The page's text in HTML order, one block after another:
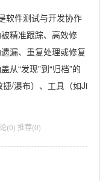
软件测试与开发协作
精准跟踪、高效修
漏、重复处理或修复
从“发现”到“归档”的
/瀑布）、工具（如Ji
(0) 推荐(0)